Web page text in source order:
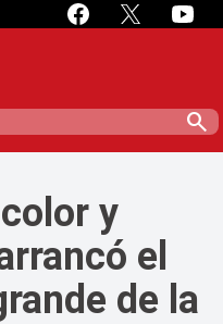
search
y
el
de la